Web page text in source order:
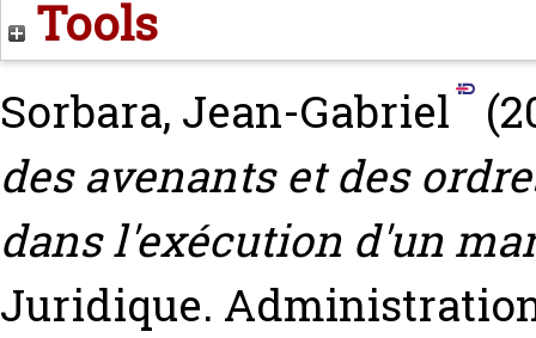
Tools
Sorbara, Jean-Gabriel
des avenants et des
dans l'exécution d'un
Juridique.